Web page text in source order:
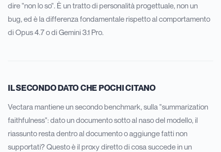
dire "non lo so". È un tratto di personalità progettuale, non un
bug, ed è la differenza fondamentale rispetto al comportamento
di Opus 4.7 o di Gemini 3.1 Pro.
IL SECONDO DATO CHE POCHI CITANO
Vectara mantiene un secondo benchmark, sulla "summarization
faithfulness": dato un documento sotto al naso del modello, il
riassunto resta dentro al documento o aggiunge fatti non
supportati? Questo è il proxy diretto di cosa succede in un